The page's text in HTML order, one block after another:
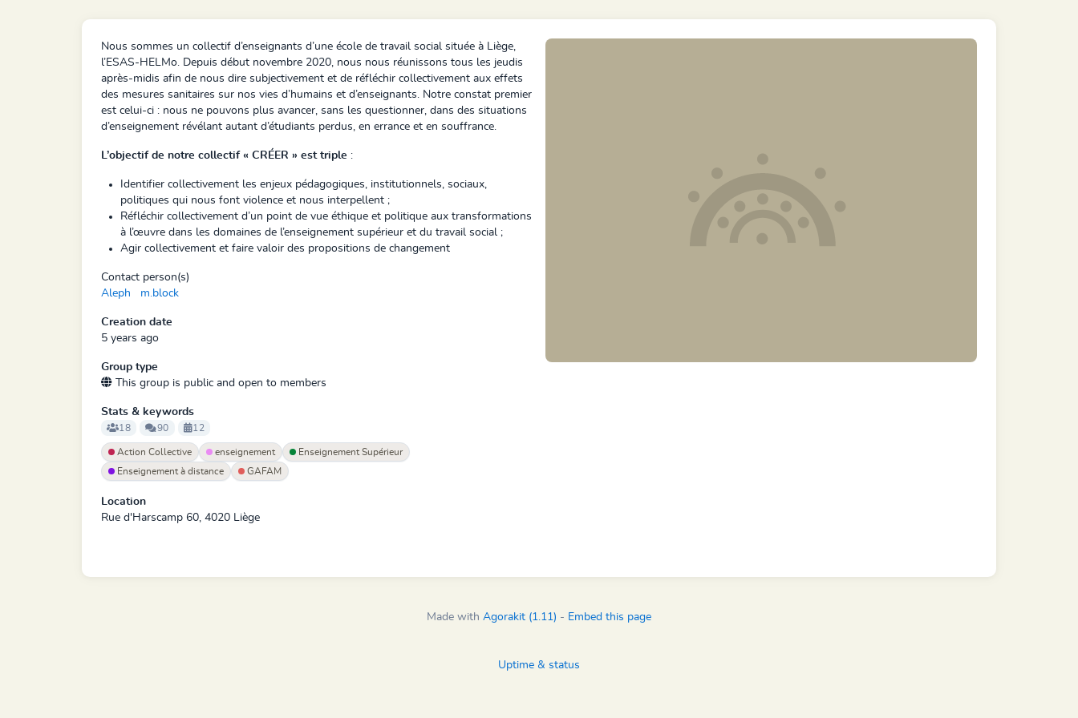
Nous sommes un collectif d’enseignants d’une école de travail social située à Liège,
l’ESAS-HELMo. Depuis début novembre 2020, nous nous réunissons tous les jeudis
après-midis afin de nous dire subjectivement et de réfléchir collectivement aux effets
des mesures sanitaires sur nos vies d’humains et d’enseignants. Notre constat premier
est celui-ci : nous ne pouvons plus avancer, sans les questionner, dans des situations
d’enseignement révélant autant d’étudiants perdus, en errance et en souffrance.
L’objectif de notre collectif « CRÉER » est triple :
Identifier collectivement les enjeux pédagogiques, institutionnels, sociaux,
politiques qui nous font violence et nous interpellent ;
Réfléchir collectivement d’un point de vue éthique et politique aux transformations
à l’œuvre dans les domaines de l’enseignement supérieur et du travail social ;
Agir collectivement et faire valoir des propositions de changement
Contact person(s)
Aleph
m.block
Creation date
5 years ago
Group type
This group is public and open to members
Stats & keywords
18 90 12
Action Collective enseignement
Enseignement Supérieur
Enseignement à distance
GAFAM
Location
Rue d'Harscamp 60, 4020 Liège
Made with Agorakit (1.11) - Embed this page
Uptime & status